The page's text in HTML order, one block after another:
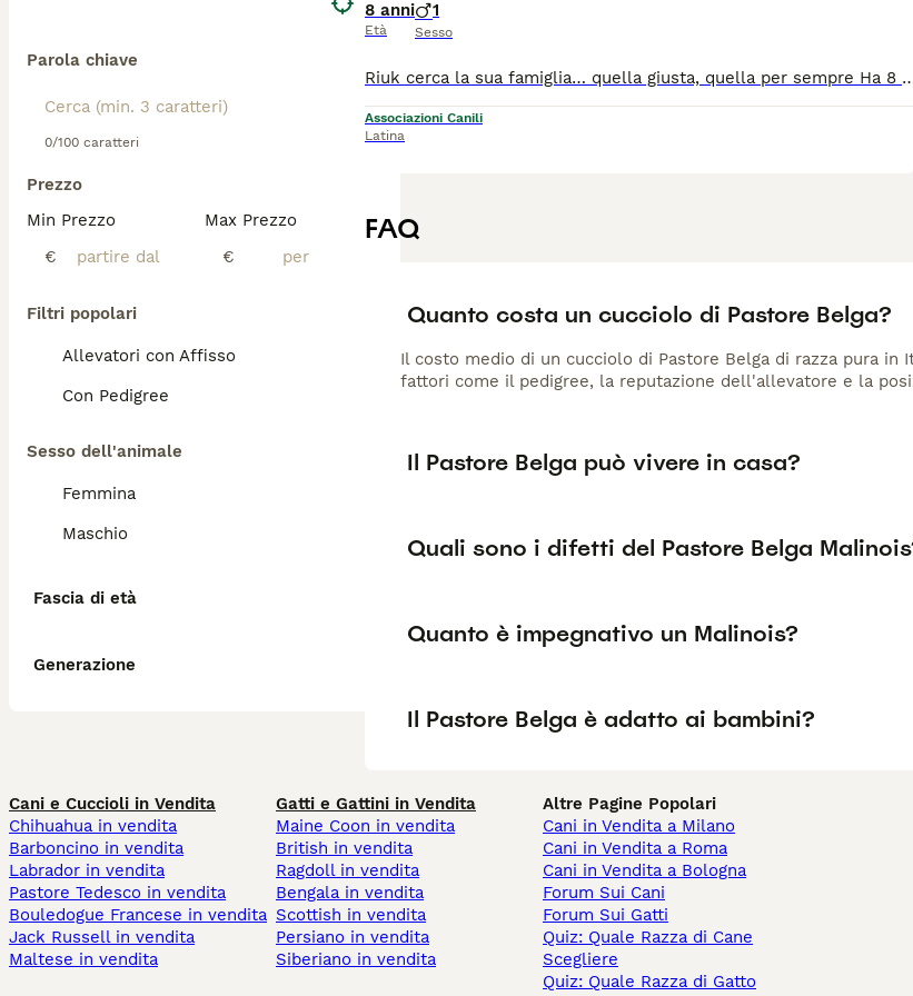
Parola chiave
0/100 caratteri
Prezzo
Min Prezzo
€
Max Prezzo
€
Filtri popolari
Allevatori con Affisso
Con Pedigree
Sesso dell'animale
Femmina
Maschio
Fascia di età
Generazione
8 anni
Età
1
Sesso
Riuk cerca la sua famiglia… quella giusta, quella per sempre Ha 8 anni ed è un magnifico Pastore Belga Malinois: un cane straordinario, equilibrato! Con le persone è semplicemente meraviglioso, dolce e affidabile… un vero compagno di vita. Bravissimo in macchina Abituato al kennel Perfetto al guinzaglio Conosce molti comandi Educato e collaborativo Si trova a Latina (Lazio) Riuk è vaccinato e chippato e verrà affidato con obbligo di castrazione (a carico dell’adottante).
Associazioni Canili
Latina
FAQ
Quanto costa un cucciolo di Pastore Belga?
Il costo medio di un cucciolo di Pastore Belga di razza pura in
fattori come il pedigree, la reputazione dell'allevatore e la
Il Pastore Belga può vivere in casa?
Quali sono i difetti del Pastore Belga
Quanto è impegnativo un Malinois?
Il Pastore Belga è adatto ai bambini?
Cani e Cuccioli in Vendita
Chihuahua in vendita
Barboncino in vendita
Labrador in vendita
Pastore Tedesco in vendita
Bouledogue Francese in vendita
Jack Russell in vendita
Maltese in vendita
Gatti e Gattini in Vendita
Maine Coon in vendita
British in vendita
Ragdoll in vendita
Bengala in vendita
Scottish in vendita
Persiano in vendita
Siberiano in vendita
Altre Pagine Popolari
Cani in Vendita a Milano
Cani in Vendita a Roma
Cani in Vendita a Bologna
Forum Sui Cani
Forum Sui Gatti
Quiz: Quale Razza di Cane
Scegliere
Quiz: Quale Razza di Gatto